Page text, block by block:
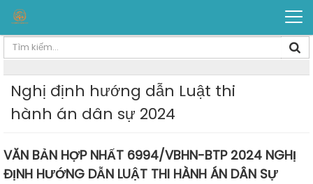
Nghị định hướng dẫn Luật thi
hành án dân sự 2024
VĂN BẢN HỢP NHẤT 6994/VBHN-BTP 2024 NGHỊ
ĐỊNH HƯỚNG DẪN LUẬT THI HÀNH ÁN DÂN SỰ